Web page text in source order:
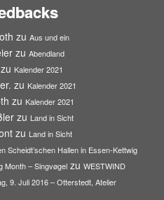
zu Aus und ein
zu Abendland
zu Kalender 2021
zu Kalender 2021
zu Kalender 2021
zu Land in Sicht
zu Land in Sicht
Scheidt’schen Hallen in Essen-Kettwig
Month – Singvøgelzu WESTWIND
9. Juli 2016 – Otterstedt, Atelier